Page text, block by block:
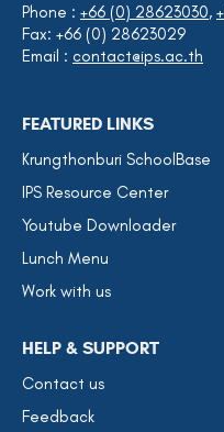
Phone : +66 (0) 28623030,
Fax: +66 (0) 28623029
Email : contact@ips.ac.th
FEATURED LINKS
Krungthonburi SchoolBase
IPS Resource Center
Youtube Downloader
Lunch Menu
Work with us
HELP & SUPPORT
Contact us
Feedback